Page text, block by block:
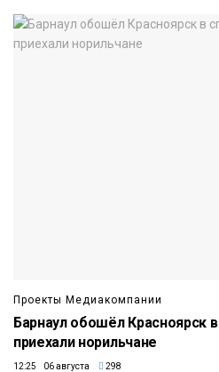
Проекты Медиакомпании
Барнаул обошёл Красноярск
приехали норильчане
12:25 06 августа 298